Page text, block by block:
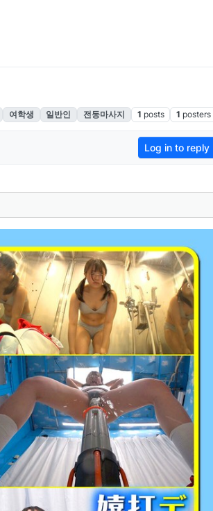
여학생 일반인 전동마사지 1 posts 1 posters
Log in to reply